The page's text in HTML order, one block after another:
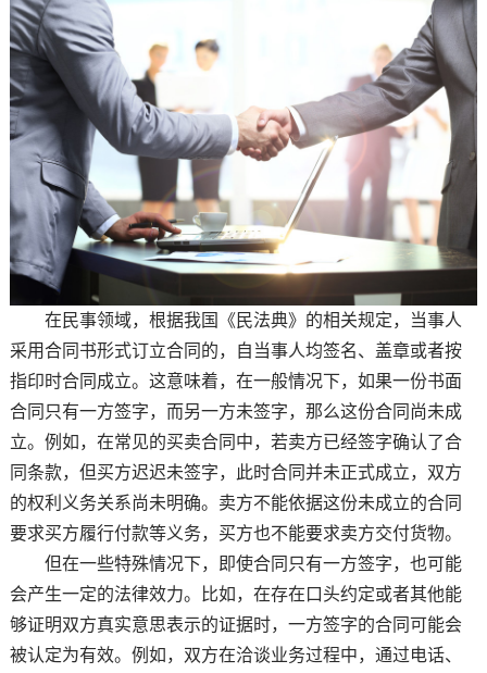
在民事领域，根据我国《民法典》的相关规定，当事人
采用合同书形式订立合同的，自当事人均签名、盖章或者按
指印时合同成立。这意味着，在一般情况下，如果一份书面
合同只有一方签字，而另一方未签字，那么这份合同尚未成
立。例如，在常见的买卖合同中，若卖方已经签字确认了合
同条款，但买方迟迟未签字，此时合同并未正式成立，双方
的权利义务关系尚未明确。卖方不能依据这份未成立的合同
要求买方履行付款等义务，买方也不能要求卖方交付货物。
但在一些特殊情况下，即使合同只有一方签字，也可能
会产生一定的法律效力。比如，在存在口头约定或者其他能
够证明双方真实意思表示的证据时，一方签字的合同可能会
被认定为有效。例如，双方在洽谈业务过程中，通过电话、